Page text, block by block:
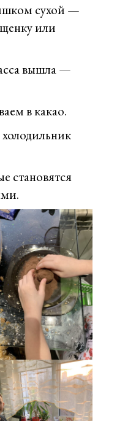
сухой —
или
вышла —
в какао.
становятся